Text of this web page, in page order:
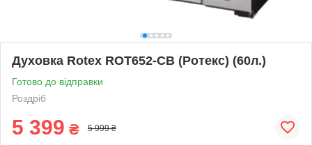
Духовка Rotex ROT652-СВ (Ротекс) (60л.)
Готово до відправки
Роздріб
5 399 ₴ 5 999 ₴